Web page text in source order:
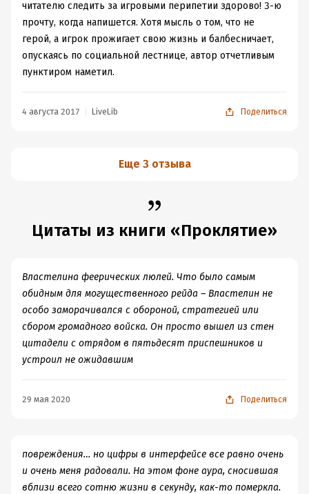
Интересно наблюдать за мытарства и героя. Как он
обрастает шмотками и даже, легендарным питомцем.
Только после первого перерождения, по достижению
100 уровня, класс ему достался не очень, как по мне.
И да, у Тени прослеживается уже явная зависимость от
книга, на таком интригующем моменте.
читателю следить за игровыми перипетии здорово! 3-ю
прочту, когда напишется. Хотя мысль о том, что не
герой, а игрок прожигает свою жизнь и балбесничает,
опускаясь по социальной лестнице, автор отчетливым
пунктиром наметил.
4 августа 2017 LiveLib Поделиться
Еще 3 отзыва
Цитаты из книги «Проклятие»
Властелина феерических люлей. Что было самым
обидным для могущественного рейда – Властелин не
особо заморачивался с обороной, стратегией или
сбором громадного войска. Он просто вышел из стен
цитадели с отрядом в пятьдесят приспешников и
устроил не ожидавшим
29 мая 2020 Поделиться
повреждения… но цифры в интерфейсе все равно очень
и очень меня радовали. На этом фоне аура, сносившая
вблизи всего сотню жизни в секунду, как-то померкла.